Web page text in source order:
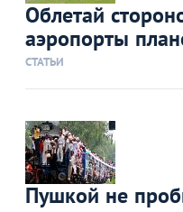
Облетай
аэропорты
СТАТЬИ
Пушкой не